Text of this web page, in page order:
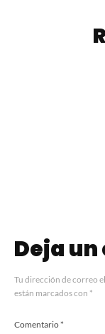
Deja
Tu dirección de correo
están marcados con *
Comentario*